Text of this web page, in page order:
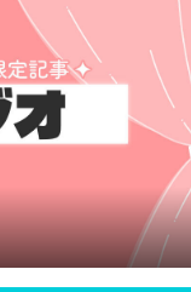
禁止いたします
しまう場合がありま
サーバーで実施し